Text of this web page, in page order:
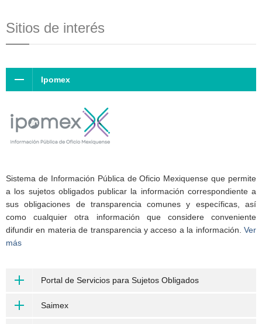
Sitios de interés
Ipomex
Sistema de Información Pública de Oficio Mexiquense que permite
a los sujetos obligados publicar la información correspondiente a
sus obligaciones de transparencia comunes y específicas, así
como cualquier otra información que considere conveniente
difundir en materia de transparencia y acceso a la información. Ver
más
Portal de Servicios para Sujetos Obligados
Saimex